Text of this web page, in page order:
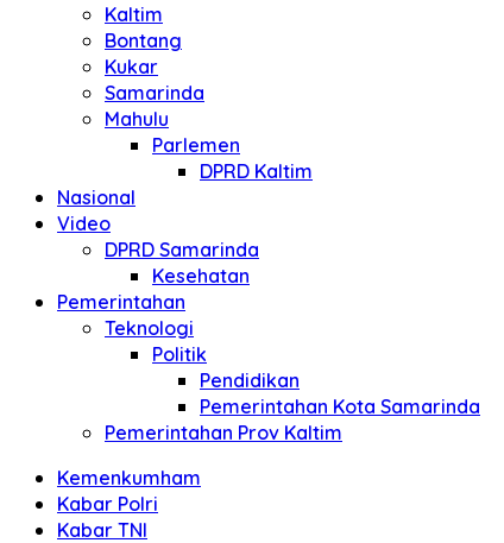
Kaltim
Bontang
Kukar
Samarinda
Mahulu
Parlemen
DPRD Kaltim
Nasional
Video
DPRD Samarinda
Kesehatan
Pemerintahan
Teknologi
Politik
Pendidikan
Pemerintahan Kota Samarinda
Pemerintahan Prov Kaltim
Kemenkumham
Kabar Polri
Kabar TNI